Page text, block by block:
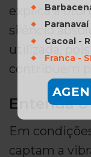
Paranavaí
Cacoal -
Franca -
explica a
silêncio
utilizada,
contribuem
Entenda
Em
captam a